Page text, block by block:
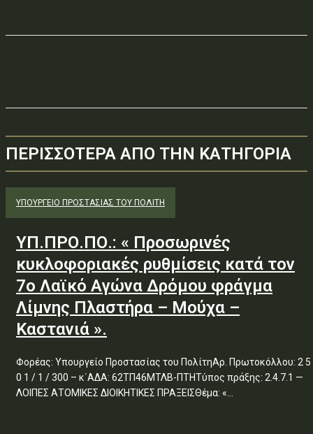
ΠΕΡΙΣΣΟΤΕΡΑ ΑΠΟ ΤΗΝ ΚΑΤΗΓΟΡΙΑ
ΥΠΟΥΡΓΕΊΟ ΠΡΟΣΤΑΣΊΑΣ ΤΟΥ ΠΟΛΊΤΗ
ΥΠ.ΠΡΟ.ΠΟ.: « Προσωρινές
κυκλοφοριακές ρυθμίσεις κατά τον
7ο Λαϊκό Αγώνα Δρόμου φράγμα
Λίμνης Πλαστήρα – Μούχα –
Καστανιά ».
Φορέας: Υπουργείο Προστασίας του ΠολίτηΑρ. Πρωτοκόλλου: 2 5
0 1 / 1 / 300 – κ΄ΑΔΑ: 62ΤΠ46ΜΤΛΒ-ΠΤΗΤύπος πράξης: 2.4.7.1 —
ΛΟΙΠΕΣ ΑΤΟΜΙΚΕΣ ΔΙΟΙΚΗΤΙΚΕΣ ΠΡΑΞΕΙΣΘέμα: «...